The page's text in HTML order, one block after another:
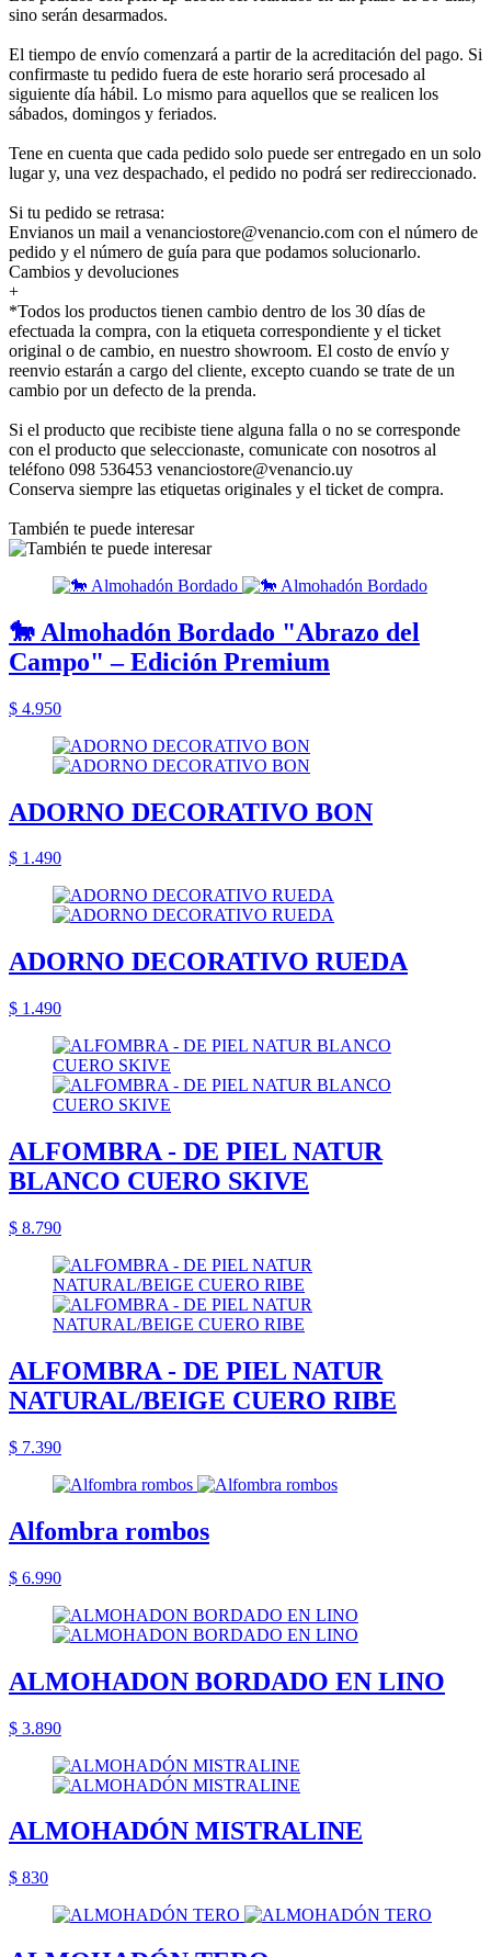
sino serán desarmados.
El tiempo de envío comenzará a partir de la acreditación del pago. Si
confirmaste tu pedido fuera de este horario será procesado al
siguiente día hábil. Lo mismo para aquellos que se realicen los
sábados, domingos y feriados.
Tene en cuenta que cada pedido solo puede ser entregado en un solo
lugar y, una vez despachado, el pedido no podrá ser redireccionado.
Si tu pedido se retrasa:
Envianos un mail a venanciostore@venancio.com con el número de
pedido y el número de guía para que podamos solucionarlo.
Cambios y devoluciones
+
*Todos los productos tienen cambio dentro de los 30 días de
efectuada la compra, con la etiqueta correspondiente y el ticket
original o de cambio, en nuestro showroom. El costo de envío y
reenvio estarán a cargo del cliente, excepto cuando se trate de un
cambio por un defecto de la prenda.
Si el producto que recibiste tiene alguna falla o no se corresponde
con el producto que seleccionaste, comunicate con nosotros al
teléfono 098 536453 venanciostore@venancio.uy
Conserva siempre las etiquetas originales y el ticket de compra.
También te puede interesar
🐎 Almohadón Bordado "Abrazo del
Campo" – Edición Premium
$ 4.950
ADORNO DECORATIVO BON
$ 1.490
ADORNO DECORATIVO RUEDA
$ 1.490
ALFOMBRA - DE PIEL NATUR
BLANCO CUERO SKIVE
$ 8.790
ALFOMBRA - DE PIEL NATUR
NATURAL/BEIGE CUERO RIBE
$ 7.390
Alfombra rombos
$ 6.990
ALMOHADON BORDADO EN LINO
$ 3.890
ALMOHADÓN MISTRALINE
$ 830